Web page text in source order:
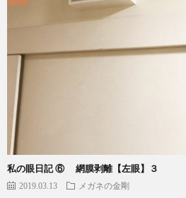
私の眼日記 ⑥ 網膜剥離【左眼】３
2019.03.13 メガネの金剛